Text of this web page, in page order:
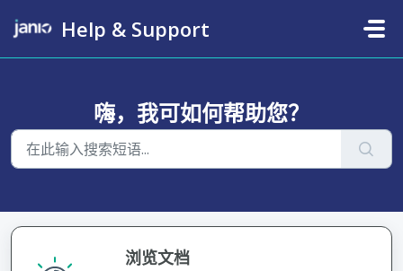
Help & Support
嗨，我可如何帮助您？
浏览文档